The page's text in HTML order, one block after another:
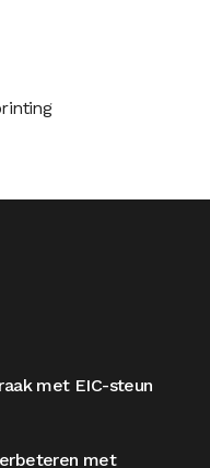
met EIC-steun
met